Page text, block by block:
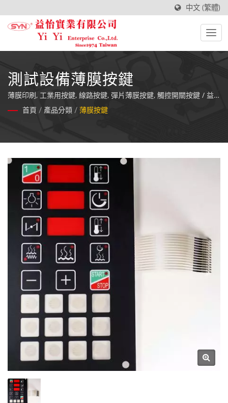
中文 (繁體)
測試設備薄膜按鍵
薄膜印刷, 工業用按鍵, 線路按鍵, 彈片薄膜按鍵, 觸控開關按鍵 / 益
怡的薄膜按鍵所使用材料及零件在生產的每一步驟裡都經過精密的
首頁 / 產品分類 / 薄膜按鍵